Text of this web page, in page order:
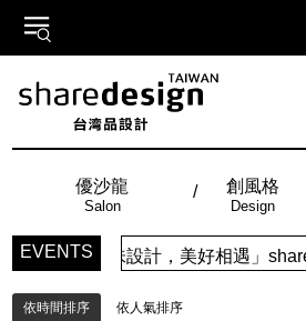
優沙龍
Salon
創風格
Design
EVENTS「品味設計，美好相遇」
依時間排序 依人氣排序